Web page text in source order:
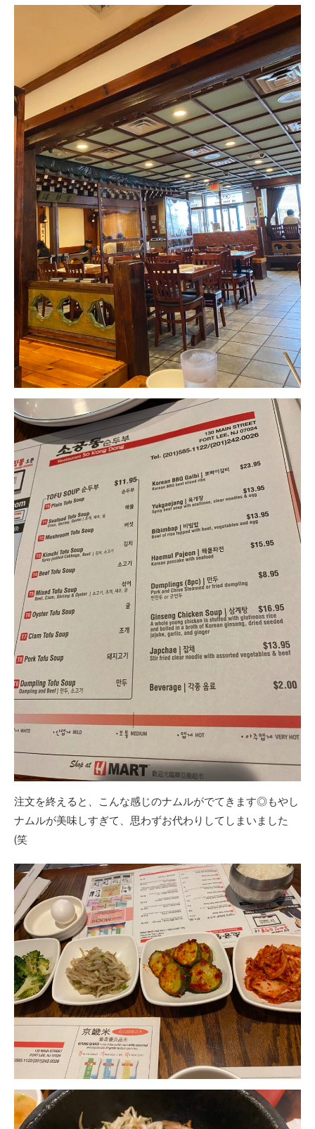
注文を終えると、こんな感じのナムルがでてきます◎もやし
ナムルが美味しすぎて、思わずお代わりしてしまいました
(笑